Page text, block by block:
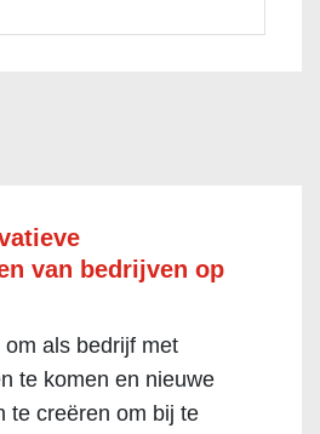
van bedrijven op
als bedrijf met
te komen en nieuwe
te creëren om bij te